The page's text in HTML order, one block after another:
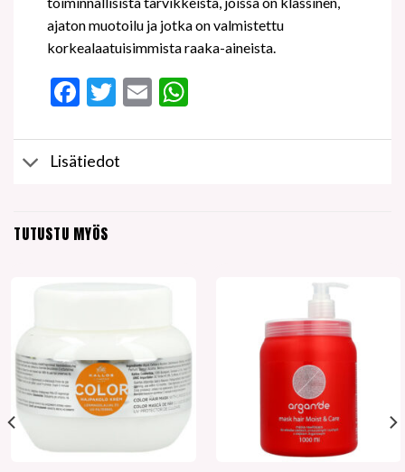
ajaton muotoilu ja jotka on valmistettu
korkealaatuisimmista raaka-aineista.
Facebook
Twitter
EmailWhatsApp
Lisätiedot
TUTUSTU MYÖS